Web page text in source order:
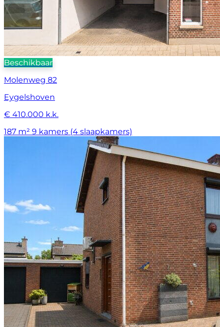
Beschikbaar
Molenweg 82
Eygelshoven
€ 410.000 k.k.
187 m² 9 kamers (4 slaapkamers)